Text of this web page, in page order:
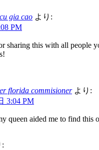
gia cao より:
PM
sharing this with all people
florida commisioner より:
3:04 PM
queen aided me to find this
: